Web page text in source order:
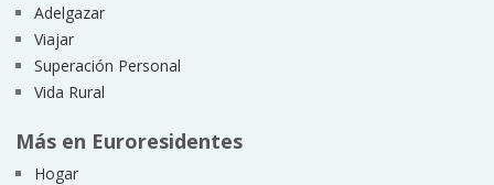
Adelgazar
Viajar
Superación Personal
Vida Rural
Más en Euroresidentes
Hogar